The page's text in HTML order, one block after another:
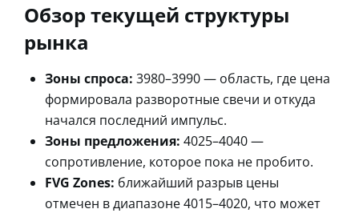
Обзор текущей структуры
рынка
Зоны спроса: 3980–3990 — область, где цена
формировала разворотные свечи и откуда
начался последний импульс.
Зоны предложения: 4025–4040 —
сопротивление, которое пока не пробито.
FVG Zones: ближайший разрыв цены
отмечен в диапазоне 4015–4020, что может